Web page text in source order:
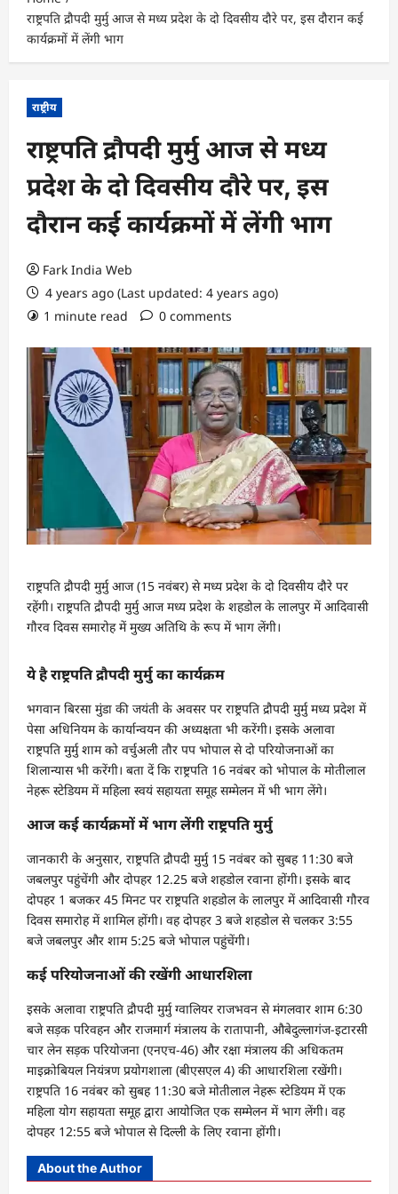
राष्ट्रपति द्रौपदी मुर्मु आज से मध्य प्रदेश के दो दिवसीय दौरे पर, इस दौरान कई
कार्यक्रमों में लेंगी भाग
राष्ट्रीय
राष्ट्रपति द्रौपदी मुर्मु आज से मध्य
प्रदेश के दो दिवसीय दौरे पर, इस
दौरान कई कार्यक्रमों में लेंगी भाग
Fark India Web
4 years ago (Last updated: 4 years ago)
1 minute read
0 comments
राष्ट्रपति द्रौपदी मुर्मु आज (15 नवंबर) से मध्य प्रदेश के दो दिवसीय दौरे पर
रहेंगी। राष्ट्रपति द्रौपदी मुर्मु आज मध्य प्रदेश के शहडोल के लालपुर में आदिवासी
गौरव दिवस समारोह में मुख्य अतिथि के रूप में भाग लेंगी।
ये है राष्ट्रपति द्रौपदी मुर्मु का कार्यक्रम
भगवान बिरसा मुंडा की जयंती के अवसर पर राष्ट्रपति द्रौपदी मुर्मु मध्य प्रदेश में
पेसा अधिनियम के कार्यान्वयन की अध्यक्षता भी करेंगी। इसके अलावा
राष्ट्रपति मुर्मु शाम को वर्चुअली तौर पप भोपाल से दो परियोजनाओं का
शिलान्यास भी करेंगी। बता दें कि राष्ट्रपति 16 नवंबर को भोपाल के मोतीलाल
नेहरू स्टेडियम में महिला स्वयं सहायता समूह सम्मेलन में भी भाग लेंगे।
आज कई कार्यक्रमों में भाग लेंगी राष्ट्रपति मुर्मु
जानकारी के अनुसार, राष्ट्रपति द्रौपदी मुर्मु 15 नवंबर को सुबह 11:30 बजे
जबलपुर पहुंचेंगी और दोपहर 12.25 बजे शहडोल रवाना होंगी। इसके बाद
दोपहर 1 बजकर 45 मिनट पर राष्ट्रपति शहडोल के लालपुर में आदिवासी गौरव
दिवस समारोह में शामिल होंगी। वह दोपहर 3 बजे शहडोल से चलकर 3:55
बजे जबलपुर और शाम 5:25 बजे भोपाल पहुंचेंगी।
कई परियोजनाओं की रखेंगी आधारशिला
इसके अलावा राष्ट्रपति द्रौपदी मुर्मु ग्वालियर राजभवन से मंगलवार शाम 6:30
बजे सड़क परिवहन और राजमार्ग मंत्रालय के रातापानी, औबेदुल्लागंज-इटारसी
चार लेन सड़क परियोजना (एनएच-46) और रक्षा मंत्रालय की अधिकतम
माइक्रोबियल नियंत्रण प्रयोगशाला (बीएसएल 4) की आधारशिला रखेंगी।
राष्ट्रपति 16 नवंबर को सुबह 11:30 बजे मोतीलाल नेहरू स्टेडियम में एक
महिला योग सहायता समूह द्वारा आयोजित एक सम्मेलन में भाग लेंगी। वह
दोपहर 12:55 बजे भोपाल से दिल्ली के लिए रवाना होंगी।
About the Author